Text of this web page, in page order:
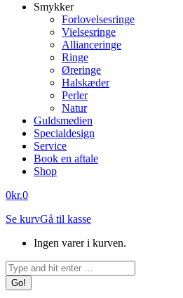
Smykker
Forlovelsesringe
Vielsesringe
Allianceringe
Ringe
Øreringe
Halskæder
Perler
Natur
Guldsmedien
Specialdesign
Service
Book en aftale
Shop
0kr.0
Se kurvGå til kasse
Ingen varer i kurven.
Search: